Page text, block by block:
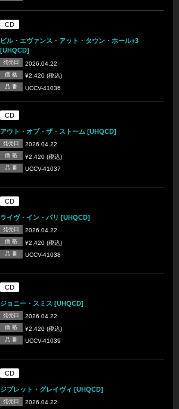
CD
ビル・エヴァンス・アット・タウン・ホール+3
[UHQCD]
発売日 2026.04.22
価 格 ¥2,420 (税込)
品 番 UCCV-41036
CD
アウト・オブ・ザ・ストーム [UHQCD]
発売日 2026.04.22
価 格 ¥2,420 (税込)
品 番 UCCV-41037
CD
ライヴ・イン・パリ [UHQCD]
発売日 2026.04.22
価 格 ¥2,420 (税込)
品 番 UCCV-41038
CD
ジョニー・スミス [UHQCD]
発売日 2026.04.22
価 格 ¥2,420 (税込)
品 番 UCCV-41039
CD
ジブレット・グレイヴィ [UHQCD]
発売日 2026.04.22